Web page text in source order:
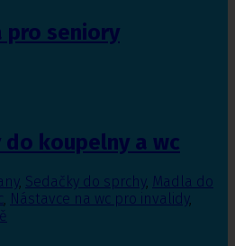
pro seniory
do koupelny a wc
, Sedačky do sprchy, Madla do
, Nástavce na wc pro invalidy,